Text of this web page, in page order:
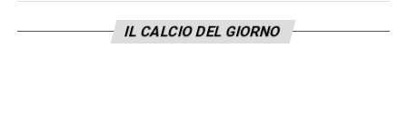
IL CALCIO DEL GIORNO